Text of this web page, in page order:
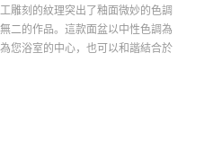
雕刻的紋理突出了釉面微妙的色調
二的作品。這款面盆以中性色調為
您浴室的中心，也可以和諧結合於